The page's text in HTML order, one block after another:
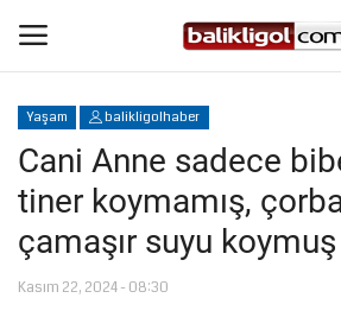
Giriş Yap
Anasayfa
Yaşam balikligolhaber
Cani Anne sadece
tiner koymamış,
çamaşır suyu koymuş
Kasım 22, 2024 - 08:30